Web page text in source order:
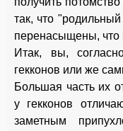
так, что
перенасыщены, что
Итак, вы,
гекконов или же
Большая часть их
у гекконов
заметным